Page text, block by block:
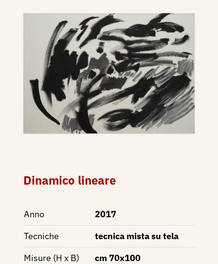
Dinamico lineare
Anno
2017
Tecniche
tecnica mista su tela
Misure (H x B)
cm 70x100